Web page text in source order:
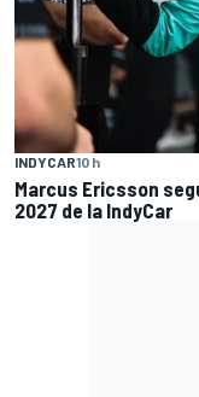
INDYCAR10 h
Marcus Ericsson
2027 de la IndyCar